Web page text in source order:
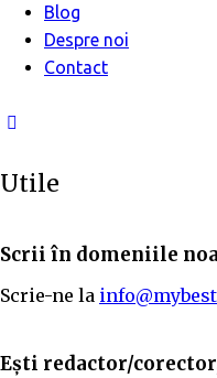
Blog
Despre noi
Contact
Utile
Scrii în domeniile
Scrie-ne la
Ești redactor/